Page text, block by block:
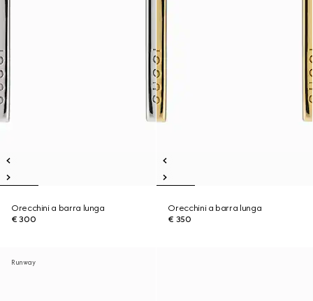
Orecchini a barra lunga
€ 300
Orecchini a barra lunga
€ 350
Runway